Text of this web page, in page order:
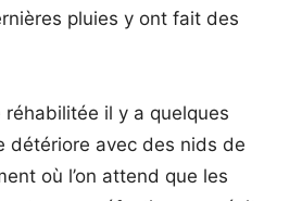
pluies y ont fait des
il y a quelques
détériore avec des nids de
où l’on attend que les